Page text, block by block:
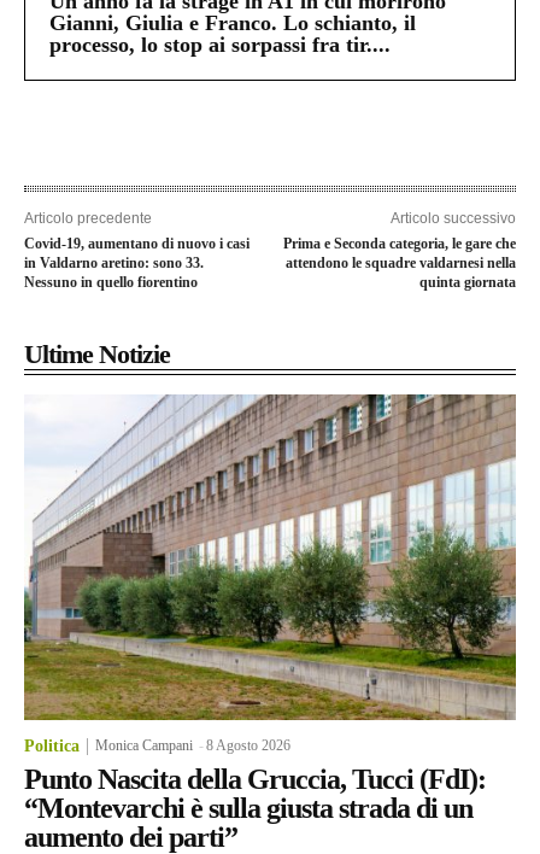
Gianni, Giulia e Franco. Lo schianto, il
processo, lo stop ai sorpassi fra tir....
Articolo precedente
Covid-19, aumentano di nuovo i casi
in Valdarno aretino: sono 33.
Nessuno in quello fiorentino
Articolo successivo
Prima e Seconda categoria, le gare che
attendono le squadre valdarnesi nella
quinta giornata
Ultime Notizie
Politica Monica Campani -8 Agosto 2026
Punto Nascita della Gruccia, Tucci (FdI):
“Montevarchi è sulla giusta strada di un
aumento dei parti”